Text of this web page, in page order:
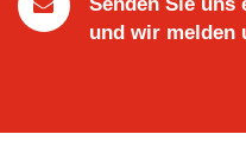
und wir melden